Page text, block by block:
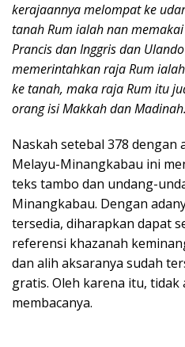
kerajaannya melompat ke
tanah Rum ialah nan
Prancis dan Inggris dan
memerintahkan raja Rum
ke tanah, maka raja Rum itu
orang isi Makkah dan Madinah.
Naskah setebal 378 dengan
Melayu-Minangkabau ini
teks tambo dan undang-
Minangkabau. Dengan
tersedia, diharapkan dapat
referensi khazanah
dan alih aksaranya sudah
gratis. Oleh karena itu,
membacanya.